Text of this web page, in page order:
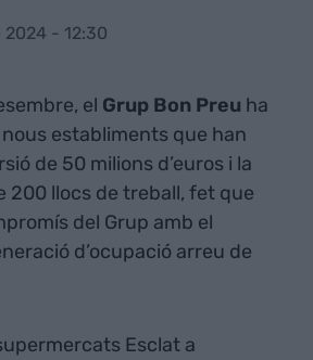
2024 - 12:30
el Grup Bon Preu ha
establiments que han
de 50 milions d’euros i la
200 llocs de treball, fet que
del Grup amb el
d’ocupació arreu de
Esclat a